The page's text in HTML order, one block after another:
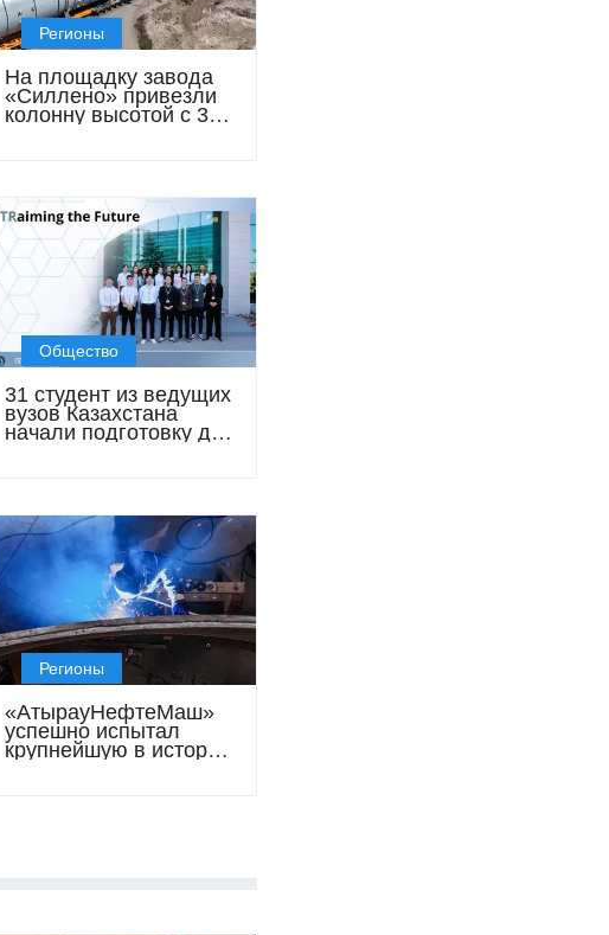
Регионы
На площадку завода
«Силлено» привезли
колонну высотой с 30-
Общество
31 студент из ведущих
вузов Казахстана
начали подготовку для
Регионы
«АтырауНефтеМаш»
успешно испытал
крупнейшую в истории